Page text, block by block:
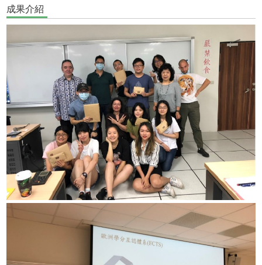
成果介紹